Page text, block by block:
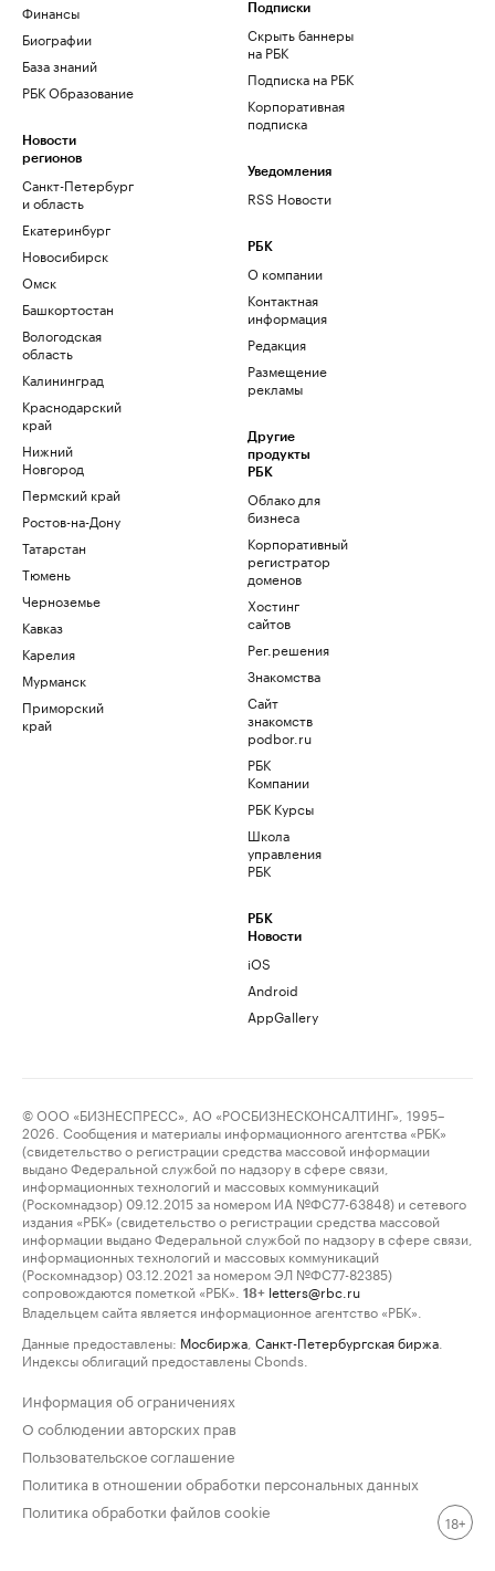
Финансы
Биографии
База знаний
РБК Образование
Новости
регионов
Санкт-Петербург
и область
Екатеринбург
Новосибирск
Омск
Башкортостан
Вологодская
область
Калининград
Краснодарский
край
Нижний
Новгород
Пермский край
Ростов-на-Дону
Татарстан
Тюмень
Черноземье
Кавказ
Карелия
Мурманск
Приморский
край
Подписки
Скрыть баннеры
на РБК
Подписка на РБК
Корпоративная
подписка
Уведомления
RSS Новости
РБК
О компании
Контактная
информация
Редакция
Размещение
рекламы
Другие
продукты
РБК
Облако для
бизнеса
Корпоративный
регистратор
доменов
Хостинг
сайтов
Рег.решения
Знакомства
Сайт
знакомств
podbor.ru
РБК
Компании
РБК Курсы
Школа
управления
РБК
РБК
Новости
iOS
Android
AppGallery
© ООО «БИЗНЕСПРЕСС», АО «РОСБИЗНЕСКОНСАЛТИНГ», 1995–
2026. Сообщения и материалы информационного агентства «РБК»
(свидетельство о регистрации средства массовой информации
выдано Федеральной службой по надзору в сфере связи,
информационных технологий и массовых коммуникаций
(Роскомнадзор) 09.12.2015 за номером ИА №ФС77-63848) и сетевого
издания «РБК» (свидетельство о регистрации средства массовой
информации выдано Федеральной службой по надзору в сфере связи,
информационных технологий и массовых коммуникаций
(Роскомнадзор) 03.12.2021 за номером ЭЛ №ФС77-82385)
сопровождаются пометкой «РБК».
18+ letters@rbc.ru
Владельцем сайта является информационное агентство «РБК».
Данные предоставлены: Мосбиржа Санкт-Петербургская биржа
Индексы облигаций предоставлены Cbonds.
Информация об ограничениях
О соблюдении авторских прав
Пользовательское соглашение
Политика в отношении обработки персональных данных
Политика обработки файлов cookie
18+